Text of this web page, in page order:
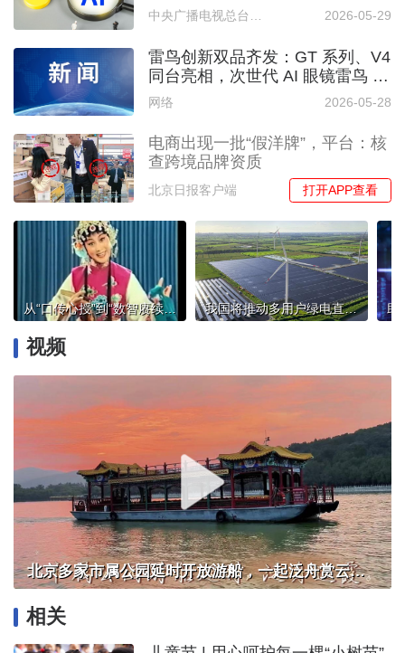
中央广播电视总台中国之声 2026-05-29
雷鸟创新双品齐发：GT 系列、V4
同台亮相，次世代 AI 眼镜雷鸟 iO
提前预告
网络 2026-05-28
电商出现一批“假洋牌”，平台：核
查跨境品牌资质
北京日报客户端 打开APP查看
从“口传心授”到“数智赓续”：中国戏曲学院的AI创新实验 我国将推动多用户绿电直连发展
视频
北京多家市属公园延时开放游船，一起泛舟赏云霞！
相关